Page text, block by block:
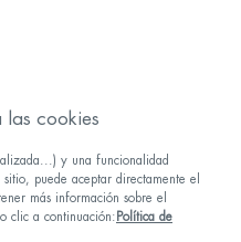
formulación muy natural
perfume, sin conservantes.
duración.
las cookies
y una funcionalidad
puede aceptar directamente el
más información sobre el
clic a continuación: Política de